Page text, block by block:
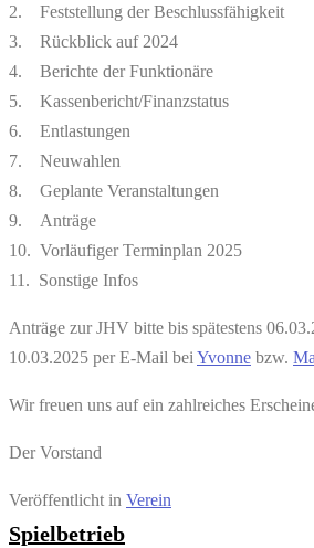
2. Feststellung der Beschlussfähigkeit
3. Rückblick auf 2024
4. Berichte der Funktionäre
5. Kassenbericht/Finanzstatus
6. Entlastungen
7. Neuwahlen
8. Geplante Veranstaltungen
9. Anträge
10. Vorläufiger Terminplan 2025
11. Sonstige Infos
Anträge zur JHV bitte bis spätestens
10.03.2025 per E-Mail bei Yvonne bzw.
Wir freuen uns auf ein zahlreiches
Der Vorstand
Veröffentlicht in Verein
Spielbetrieb